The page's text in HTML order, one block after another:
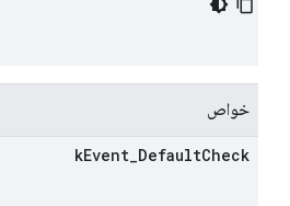
خواص
kEvent DefaultCheck